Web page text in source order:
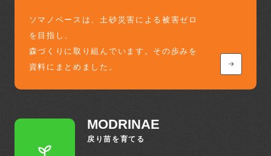
ソマノベースは、土砂災害による被害ゼロ
を目指し、
森づくりに取り組んでいます。その歩みを
資料にまとめました。
MODRINAE
戻り苗を育てる